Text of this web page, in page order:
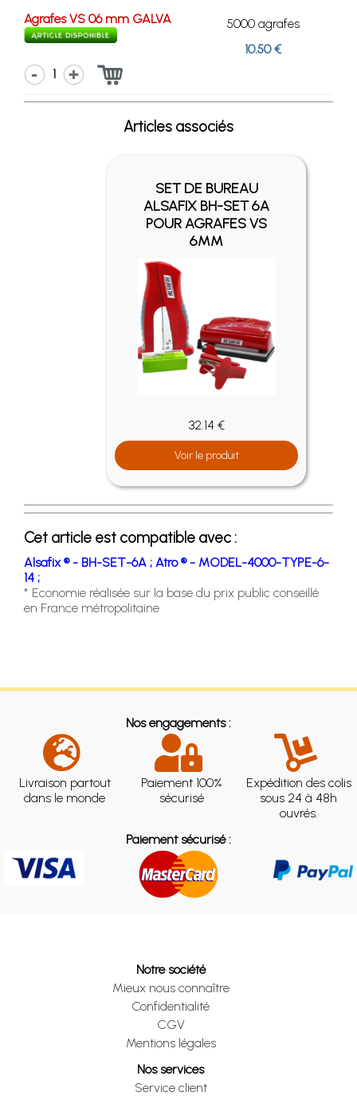
Agrafes VS 06 mm GALVA
5000 agrafes
10.50 €
1
Articles associés
SET DE BUREAU
ALSAFIX BH-SET 6A
POUR AGRAFES VS
6MM
32.14 €
Voir le produit
Cet article est compatible avec :
Alsafix ® - BH-SET-6A ; Atro ® - MODEL-4000-TYPE-6-
14 ;
* Economie réalisée sur la base du prix public conseillé
en France métropolitaine
Nos engagements :
Livraison partout
dans le monde
Paiement 100%
sécurisé
Expédition des colis
sous 24 à 48h
ouvrés.
Paiement sécurisé :
Notre société
Mieux nous connaître
Confidentialité
CGV
Mentions légales
Nos services
Service client